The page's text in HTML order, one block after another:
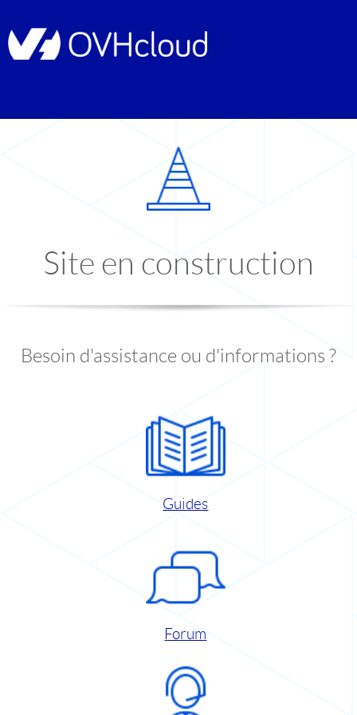
Site en construction
Besoin d'assistance ou d'informations ?
Guides
Forum